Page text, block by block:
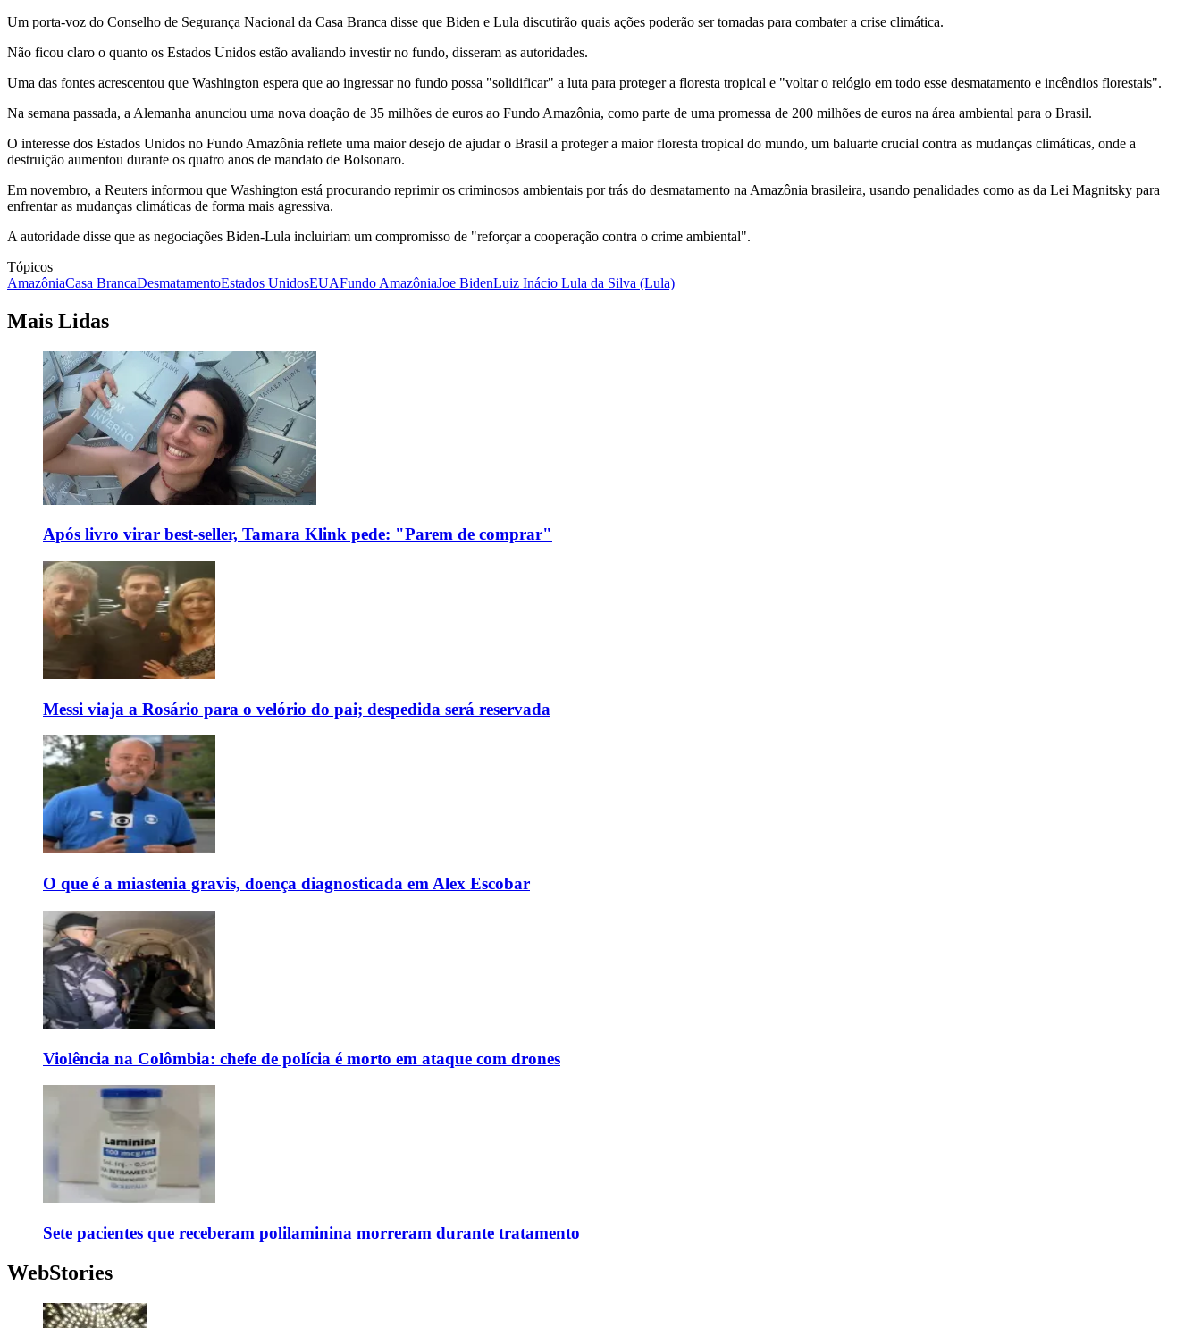
Um porta-voz do Conselho de Segurança Nacional da Casa Branca disse que Biden e Lula discutirão quais ações poderão ser tomadas para combater a crise climática.
Não ficou claro o quanto os Estados Unidos estão avaliando investir no fundo, disseram as autoridades.
Uma das fontes acrescentou que Washington espera que ao ingressar no fundo possa "solidificar" a luta para proteger a floresta tropical e "voltar o relógio em todo esse desmatamento e incêndios florestais".
Na semana passada, a Alemanha anunciou uma nova doação de 35 milhões de euros ao Fundo Amazônia, como parte de uma promessa de 200 milhões de euros na área ambiental para o Brasil.
O interesse dos Estados Unidos no Fundo Amazônia reflete uma maior desejo de ajudar o Brasil a proteger a maior floresta tropical do mundo, um baluarte crucial contra as mudanças climáticas, onde a
destruição aumentou durante os quatro anos de mandato de Bolsonaro.
Em novembro, a Reuters informou que Washington está procurando reprimir os criminosos ambientais por trás do desmatamento na Amazônia brasileira, usando penalidades como as da Lei Magnitsky para
enfrentar as mudanças climáticas de forma mais agressiva.
A autoridade disse que as negociações Biden-Lula incluiriam um compromisso de "reforçar a cooperação contra o crime ambiental".
Tópicos
AmazôniaCasa BrancaDesmatamentoEstados UnidosEUAFundo AmazôniaJoe BidenLuiz Inácio Lula da Silva (Lula)
Mais Lidas
Após livro virar best-seller, Tamara Klink pede: "Parem de comprar"
Messi viaja a Rosário para o velório do pai; despedida será reservada
O que é a miastenia gravis, doença diagnosticada em Alex Escobar
Violência na Colômbia: chefe de polícia é morto em ataque com drones
Sete pacientes que receberam polilaminina morreram durante tratamento
WebStories